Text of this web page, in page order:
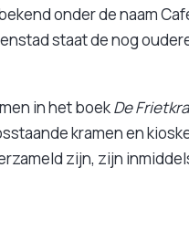
onder de naam
staat de nog
in het boekDe
kramen en
zijn, zijn